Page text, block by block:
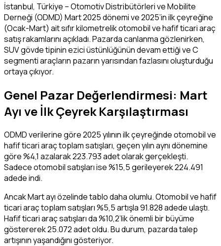
İstanbul, Türkiye – Otomotiv Distribütörleri ve Mobilite
Derneği (ODMD) Mart 2025 dönemi ve 2025’in ilk çeyreğine
(Ocak-Mart) ait sıfır kilometrelik otomobil ve hafif ticari araç
satış rakamlarını açıkladı. Pazarda canlanma gözlenirken,
SUV gövde tipinin ezici üstünlüğünün devam ettiği ve C
segmenti araçların pazarın yarısından fazlasını oluşturduğu
ortaya çıkıyor.
Genel Pazar Değerlendirmesi: Mart
Ayı ve İlk Çeyrek Karşılaştırması
ODMD verilerine göre 2025 yılının ilk çeyreğinde otomobil ve
hafif ticari araç toplam satışları, geçen yılın aynı dönemine
göre %4,1 azalarak 223.793 adet olarak gerçekleşti.
Sadece otomobil satışları ise %15,5 gerileyerek 224.491
adede indi.
Ancak Mart ayı özelinde tablo daha olumlu. Otomobil ve hafif
ticari araç toplam satışları %5,5 artışla 91.828 adede ulaştı.
Hafif ticari araç satışları da %10,2’lik önemli bir büyüme
göstererek 25.072 adet oldu. Bu durum, pazarda talep
artışının yaşandığını gösteriyor.